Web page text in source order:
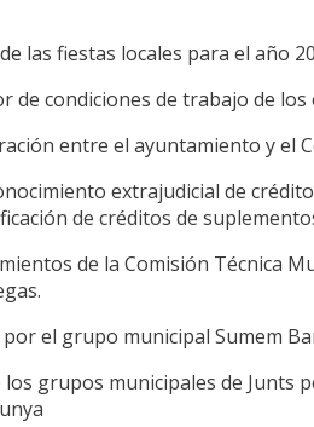
las fiestas locales para el año
de condiciones de trabajo de
entre el ayuntamiento y el
extrajudicial de
de créditos de
de la Comisión Técnica
el grupo municipal Sumem
grupos municipales de Junts